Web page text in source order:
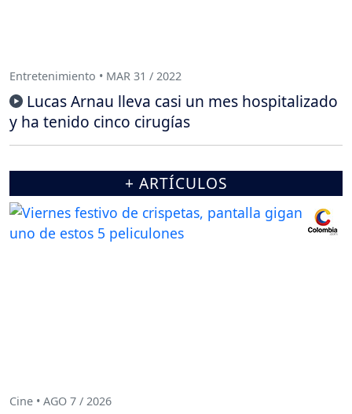
Entretenimiento • MAR 31 / 2022
Lucas Arnau lleva casi un mes hospitalizado
y ha tenido cinco cirugías
+ ARTÍCULOS
Cine • AGO 7 / 2026